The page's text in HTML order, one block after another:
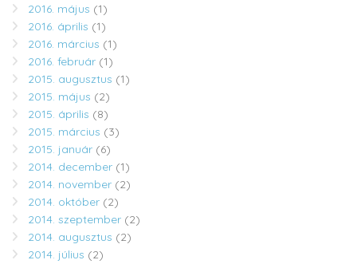
2016. május (1)
2016. április (1)
2016. március (1)
2016. február (1)
2015. augusztus (1)
2015. május (2)
2015. április (8)
2015. március (3)
2015. január (6)
2014. december (1)
2014. november (2)
2014. október (2)
2014. szeptember (2)
2014. augusztus (2)
2014. július (2)